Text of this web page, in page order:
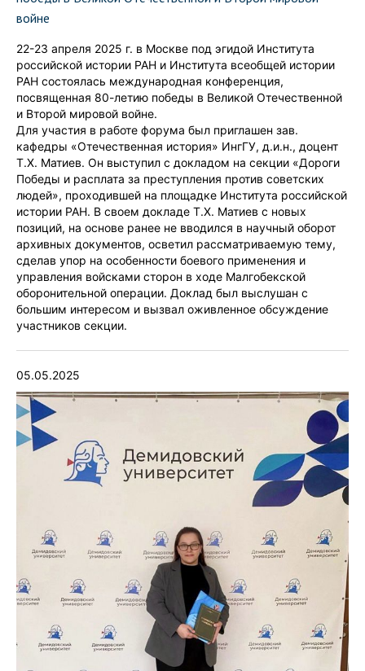
войне
22-23 апреля 2025 г. в Москве под эгидой Института
российской истории РАН и Института всеобщей истории
РАН состоялась международная конференция,
посвященная 80-летию победы в Великой Отечественной
и Второй мировой войне.
Для участия в работе форума был приглашен зав.
кафедры «Отечественная история» ИнгГУ, д.и.н., доцент
Т.Х. Матиев. Он выступил с докладом на секции «Дороги
Победы и расплата за преступления против советских
людей», проходившей на площадке Института российской
истории РАН. В своем докладе Т.Х. Матиев с новых
позиций, на основе ранее не вводился в научный оборот
архивных документов, осветил рассматриваемую тему,
сделав упор на особенности боевого применения и
управления войсками сторон в ходе Малгобекской
оборонительной операции. Доклад был выслушан с
большим интересом и вызвал оживленное обсуждение
участников секции.
05.05.2025